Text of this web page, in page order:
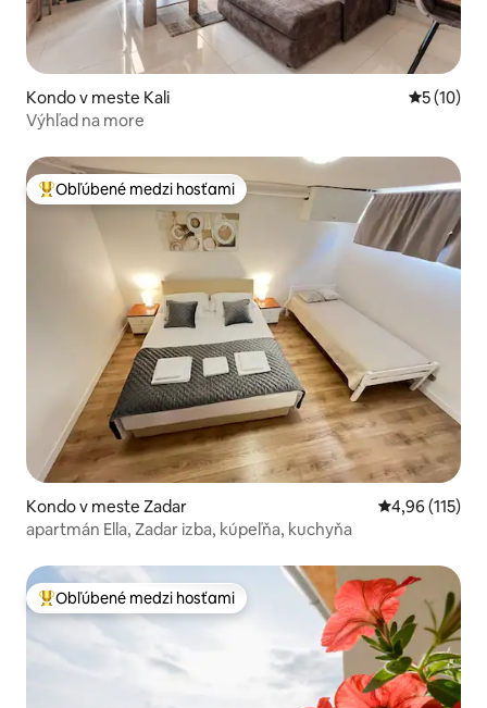
Kondo v meste Kali
5 (10)
Výhľad na more
Najobľúbenejšie medzi hosťami
Obľúbené medzi hosťami
Kondo v meste Zadar Priemerné
4,96 (115)
apartmán Ella, Zadar izba, kúpeľňa, kuchyňa
Najobľúbenejšie medzi hosťami
Obľúbené medzi hosťami